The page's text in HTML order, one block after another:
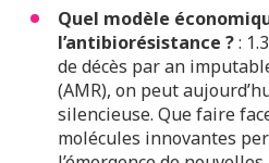
Quel modèle
l’antibiorésistance ?:
de décès par an
(AMR), on peut
silencieuse. Que faire
molécules innovantes